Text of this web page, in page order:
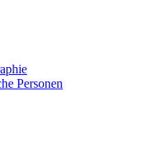
Personen